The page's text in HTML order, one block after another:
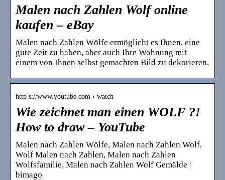
Malen nach Zahlen Wolf online
kaufen – eBay
Malen nach Zahlen Wölfe ermöglicht es Ihnen, eine
gute Zeit zu haben, aber auch Ihre Wohnung mit
einem von Ihnen selbst gemachten Bild zu dekorieren.
http s://www.youtube.com › watch
Wie zeichnet man einen WOLF ?!
How to draw – YouTube
Malen nach Zahlen Wölfe, Malen nach Zahlen Wolf,
Wolf Malen nach Zahlen, Malen nach Zahlen
Wolfsfamilie, Malen nach Zahlen Wolf Gemälde |
bimago